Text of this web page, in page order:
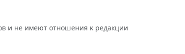
и не имеют отношения к редакции